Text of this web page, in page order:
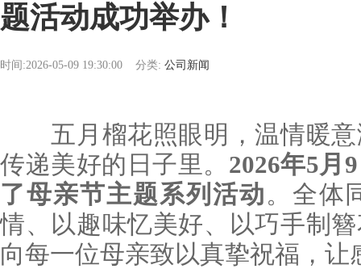
题活动成功举办！
时间:2026-05-09 19:30:00 分类: 公司新闻
五月榴花照眼明，温情暖意
传递美好的日子里。 2026年5月
了母亲节主题系列活动。全体
情、以趣味忆美好、以巧手制
向每一位母亲致以真挚祝福，